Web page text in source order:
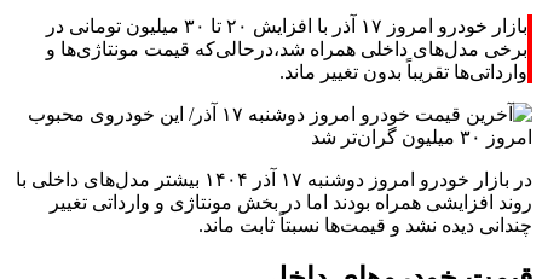
بازار خودرو امروز ۱۷ آذر با افزایش ۲۰ تا ۳۰ میلیون تومانی در
برخی مدل‌های داخلی همراه شد،درحالی‌که قیمت مونتاژی‌ها و
وارداتی‌ها تقریباً بدون تغییر ماند.
در بازار خودرو امروز دوشنبه ۱۷ آذر ۱۴۰۴ بیشتر مدل‌های داخلی با
روند افزایشی همراه بودند اما در بخش مونتاژی و وارداتی تغییر
چندانی دیده نشد و قیمت‌ها نسبتاً ثابت ماند.